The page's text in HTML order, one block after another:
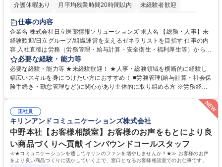
介護休暇あり
月平均残業時間20時間以内
未経験者歓迎
住宅手当あり
育休あり
完全週休2日制 交通費支給 土日祝休み 寮・社宅あり
仕事の内容
企業名 株式会社日立医薬情報ソリューションズ 求人名 【総務・人事】未
経験歓迎/日立グループ/組織運営を支えるゼネラリストを目指す 仕事の内
容 入社直後は労務（労務管理・給与計算・安全衛生・福利厚生等）からお
任せいたします。将来は総務・採用・教育業務へ守備範囲を広げ、組織運
営を支えるゼネラリストをめざせます。 ・初期業務：労働時間管理、給与
計算、社会保険対応、福利厚生管理、安全衛生、健康経営推進等をお任せ
します。ご経験に応じて、休職者管理など、幅広く経験を積んでいただき
★メンバーがマンツーマンで丁寧に教えるため、ご経験が浅くても安心！
幅広く経験を積みたい意欲がある方に最適な環境です。 募集職種 【総
務・人事】未経験歓迎/日立グループ/組織運営を支えるゼネラリストを目
指す
必要な経験・能力等
必要な経験・能力等 ★未経験歓迎！ ★人事・総務領域を横断的に経験し
幅広いスキルを身につけたい方におすすめ！ ■労務管理(給与計算・社会保
険手続き・勤怠管理など)に関心があり主体的に取り組める方 ※労務経験
マネジメント職として活躍したい 【尚可】■人事、労務、採用、教育業務
のご経験 ■労務管理（給与計算・社会保険手続き・勤怠管理など）の経験
■衛生管理者の資格をお持ちの方 学歴・資格 学歴：大学院 大学 高専 短大
専修学校 高校 語学力： 資格：
正社員
キリンアンドコミュニケーションズ株式会社
中野本社【お客様相談室】お客様のお声をもとにより良
い商品づくりへ貢献 インバウンドコールスタッフ
≪★コミュニケーションを通してキリンのファンを増やしませんか？★≫ お客様のお声
をより良い商品づくりに活かしていく上で、窓口となるお客様相談室でのお仕事です。